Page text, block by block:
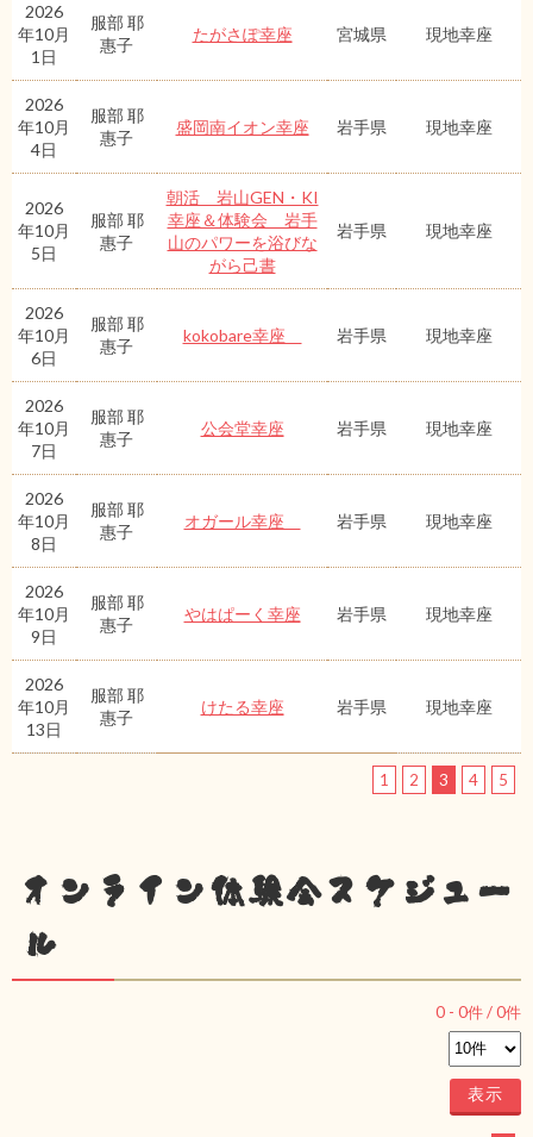
2026
年10月
1日
服部 耶
惠子
たがさぽ幸座 宮城県 現地幸座
2026
年10月
4日
服部 耶
惠子
盛岡南イオン幸座 岩手県 現地幸座
2026
年10月
5日
服部 耶
惠子
朝活 岩山GEN・KI
幸座＆体験会 岩手
山のパワーを浴びな
がら己書
岩手県 現地幸座
2026
年10月
6日
服部 耶
惠子
kokobare幸座 岩手県 現地幸座
2026
年10月
7日
服部 耶
惠子
公会堂幸座 岩手県 現地幸座
2026
年10月
8日
服部 耶
惠子
オガール幸座 岩手県 現地幸座
2026
年10月
9日
服部 耶
惠子
やはぱーく幸座 岩手県 現地幸座
2026
年10月
13日
服部 耶
惠子
けたる幸座 岩手県 現地幸座
1 2 3 4 5
オンライン体験会スケジュー
ル
0 - 0件 /0件